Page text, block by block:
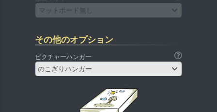
マットボード無し
その他のオプション
ピクチャーハンガー
のこぎりハンガー